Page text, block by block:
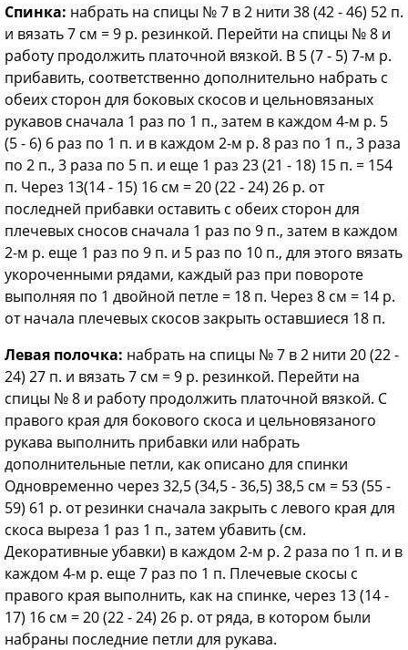
Спинка: набрать на спицы № 7 в 2 нити 38 (42 - 46) 52 п.
и вязать 7 см = 9 р. резинкой. Перейти на спицы № 8 и
работу продолжить платочной вязкой. В 5 (7 - 5) 7-м р.
прибавить, соответственно дополнительно набрать с
обеих сторон для боковых скосов и цельновязаных
рукавов сначала 1 раз по 1 п., затем в каждом 4-м р. 5
(5 - 6) 6 раз по 1 п. и в каждом 2-м р. 8 раз по 1 п., 3 раза
по 2 п., 3 раза по 5 п. и еще 1 раз 23 (21 - 18) 15 п. = 154
п. Через 13(14 - 15) 16 см = 20 (22 - 24) 26 р. от
последней прибавки оставить с обеих сторон для
плечевых сносов сначала 1 раз по 9 п., затем в каждом
2-м р. еще 1 раз по 9 п. и 5 раз по 10 п., для этого вязать
укороченными рядами, каждый раз при повороте
выполняя по 1 двойной петле = 18 п. Через 8 см = 14 р.
от начала плечевых скосов закрыть оставшиеся 18 п.
Левая полочка: набрать на спицы № 7 в 2 нити 20 (22 -
24) 27 п. и вязать 7 см = 9 р. резинкой. Перейти на
спицы № 8 и работу продолжить платочной вязкой. С
правого края для бокового скоса и цельновязаного
рукава выполнить прибавки или набрать
дополнительные петли, как описано для спинки
Одновременно через 32,5 (34,5 - 36,5) 38,5 см = 53 (55 -
59) 61 р. от резинки сначала закрыть с левого края для
скоса выреза 1 раз 1 п., затем убавить (см.
Декоративные убавки) в каждом 2-м р. 2 раза по 1 п. и в
каждом 4-м р. еще 7 раз по 1 п. Плечевые скосы с
правого края выполнить, как на спинке, через 13 (14 -
17) 16 см = 20 (22 - 24) 26 р. от ряда, в котором были
набраны последние петли для рукава.